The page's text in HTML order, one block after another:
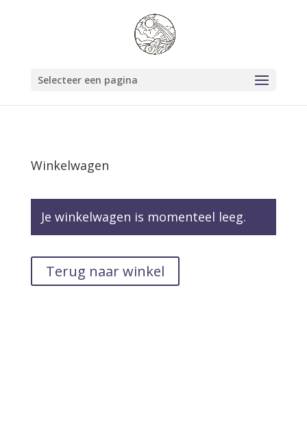
Selecteer een pagina
Winkelwagen
Je winkelwagen is momenteel leeg.
Terug naar winkel